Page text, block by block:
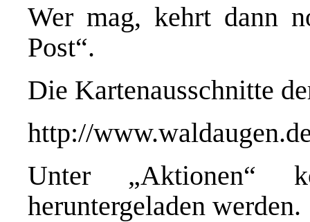
Wer mag, kehrt dann
Post“.
Die Kartenausschnitte
http://
Unter „Aktionen“
heruntergeladen werden.